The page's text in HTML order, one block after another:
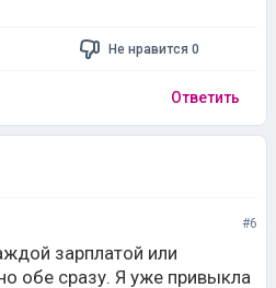
предложениям и
зуд не проходит через
стресс.
Не нравится 0
Ответить
#6
зарплатой или
обе сразу. Я уже привыкла